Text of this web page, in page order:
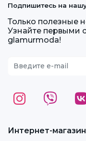
Интернет-магазин
Подпишитесь на
Только полезные
Узнайте первыми
glamurmoda!